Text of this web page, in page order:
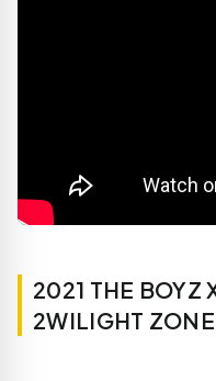
2021 THE BOYZ
2WILIGHT